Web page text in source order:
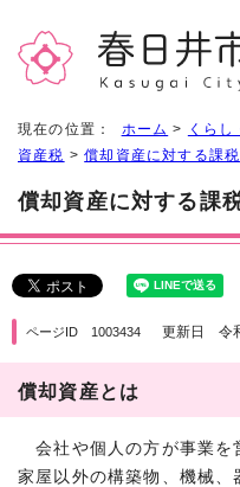
現在の位置： ホーム > くらし
資産税 >償却資産に対する課税
償却資産に対する課
ページID 1003434 更新日 令
償却資産とは
会社や個人の方が事業を
家屋以外の構築物、機械、